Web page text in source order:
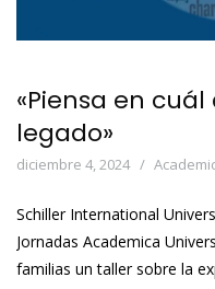
«Piensa en
legado»
diciembre 4, 2024
Schiller International
Jornadas Academica
familias un taller sobre la